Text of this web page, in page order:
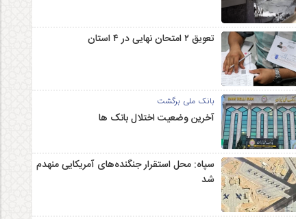
تعویق ۲ امتحان نهایی در ۴ استان
بانک ملی برگشت
آخرین وضعیت اختلال بانک ها
سپاه: محل استقرار جنگنده‌های آمریکایی منهدم
شد